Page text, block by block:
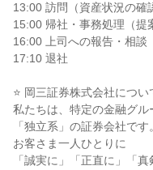
13:00 訪問（資産状況の確
15:00 帰社・事務処理（提
16:00 上司への報告・相談
17:10 退社
⭐ 岡三証券株式会社につい
私たちは、特定の金融グル
「独立系」の証券会社です。
お客さま一人ひとりに
「誠実に」「正直に」「真